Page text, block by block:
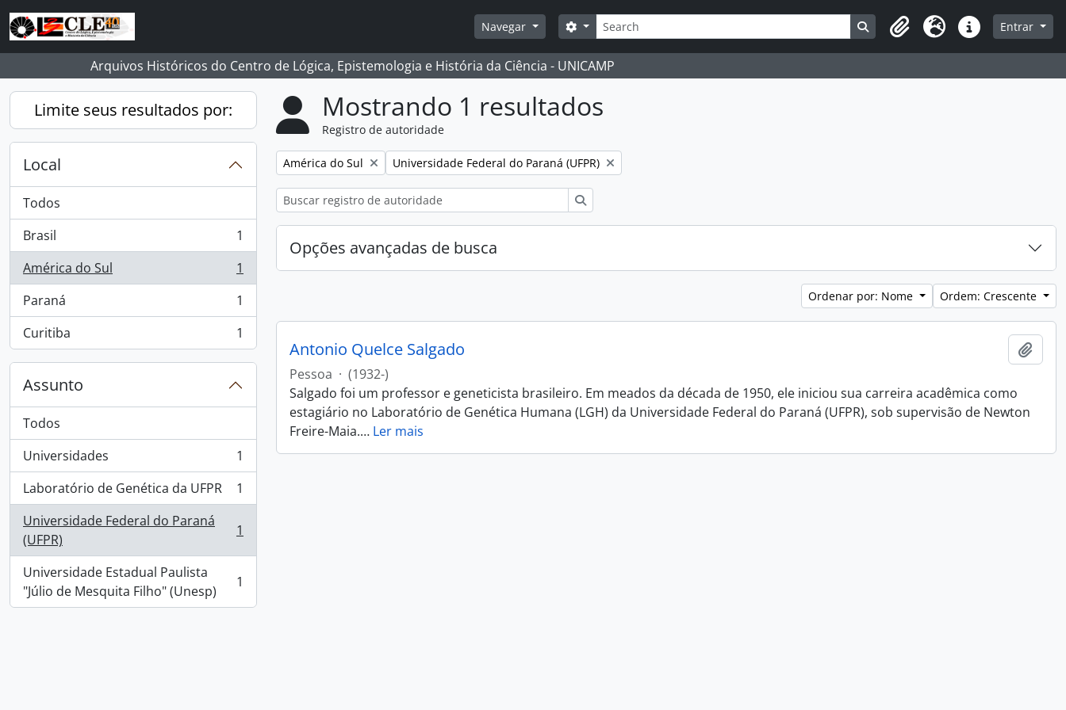
Skip to main content
Navegar
Buscar
Opções de busca Busque na página de navegação
Clipboard
Idioma Atalhos Entrar
Arquivos Históricos do Centro de Lógica, Epistemologia e História da Ciência - UNICAMP
Limite seus resultados por:
Local
Todos
Brasil
, 1 resultados
1
América do Sul
, 1 resultados
1
Paraná
, 1 resultados
1
Curitiba
, 1 resultados 1
Assunto
Todos
Universidades
, 1 resultados
1
Laboratório de Genética da UFPR
, 1 resultados
1
Universidade Federal do Paraná
(UFPR)
, 1 resultados 1
Universidade Estadual Paulista
"Júlio de Mesquita Filho" (Unesp)
, 1 resultados 1
Mostrando 1 resultados
Registro de autoridade
Remover filtro:
América do Sul Remover filtro:
Universidade Federal do Paraná (UFPR)
Opções avançadas de busca
Ordenar por: Nome Ordem: Crescente
Antonio Quelce Salgado
Pessoa · (1932-)
Salgado foi um professor e geneticista brasileiro. Em meados da década de 1950, ele iniciou sua carreira acadêmica como
estagiário no Laboratório de Genética Humana (LGH) da Universidade Federal do Paraná (UFPR), sob supervisão de Newton
Freire-Maia.… Ler mais